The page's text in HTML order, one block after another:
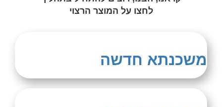
לחצו על המוצר הרצוי
משכנתא חדשה